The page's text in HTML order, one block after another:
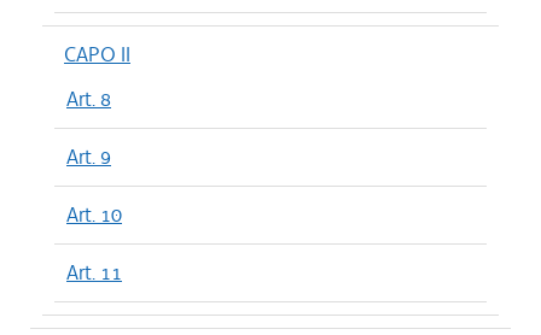
CAPO II
Art. 8
Art. 9
Art. 10
Art. 11